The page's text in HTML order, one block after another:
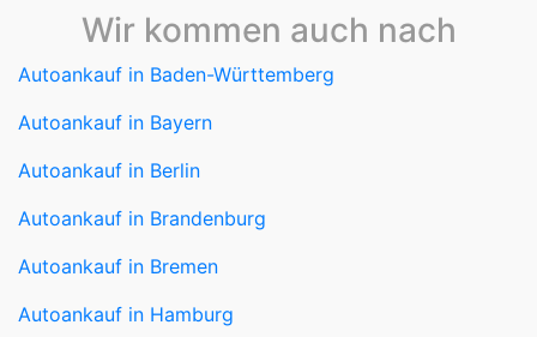
Wir kommen auch nach
Autoankauf in Baden-Württemberg
Autoankauf in Bayern
Autoankauf in Berlin
Autoankauf in Brandenburg
Autoankauf in Bremen
Autoankauf in Hamburg